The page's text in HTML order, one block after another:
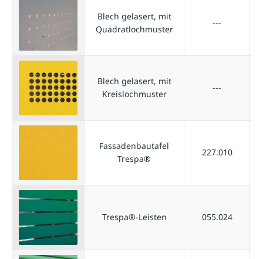
Blech gelasert, mit
Quadratlochmuster
---
Blech gelasert, mit
Kreislochmuster
---
Fassadenbautafel
Trespa®
227.010
Trespa®-Leisten 055.024